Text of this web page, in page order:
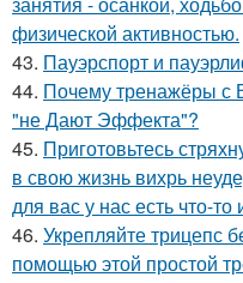
физической активностью.
43. Пауэрспорт и
44. Почему тренажёры с
"не Дают Эффекта"?
45. Приготовьтесь
в свою жизнь вихрь
для вас у нас есть что-то
46. Укрепляйте трицепс
помощью этой простой